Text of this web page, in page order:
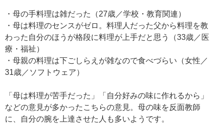
・母の手料理は雑だった（27歳／学校・教育関連）
・母は料理のセンスがゼロ。料理人だった父から料理を教
わった自分のほうが格段に料理が上手だと思う（33歳／医
療・福祉）
・母親の料理は下ごしらえが雑なので食べづらい（女性／
31歳／ソフトウェア）
「母は料理が苦手だった」「自分好みの味に作れるから」
などの意見が多かったこちらの意見。母の味を反面教師
に、自分の腕を上達させた人も多いようです。